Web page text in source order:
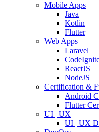
Mobile Apps
Java
Kotlin
Flutter
Web Apps
Laravel
ReactJS
NodeJS
Certification &
Android
Flutter
UI | UX
UI | UX